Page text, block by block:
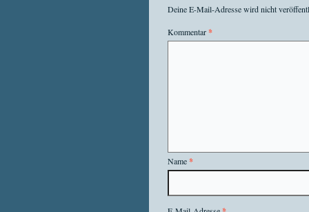
Deine E-Mail-Adresse wird nicht
Kommentar*
Name*